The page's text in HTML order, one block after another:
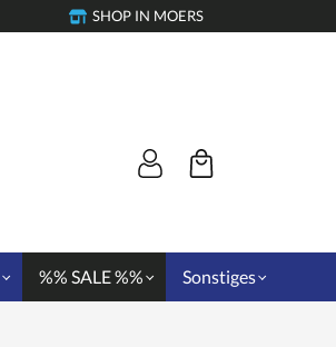
SHOP IN MOERS
%% SALE %% Sonstiges